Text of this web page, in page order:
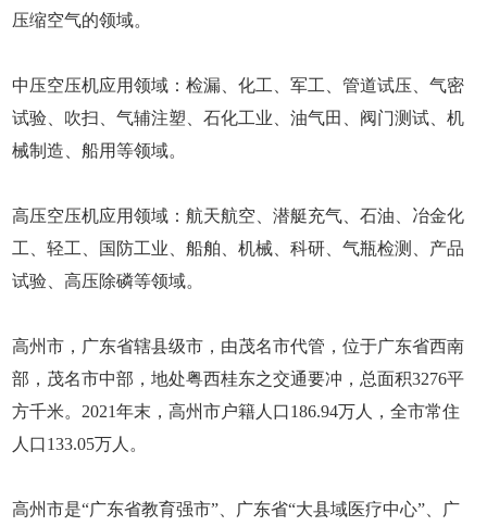
压缩空气的领域。
中压空压机应用领域：检漏、化工、军工、管道试压、气密
试验、吹扫、气辅注塑、石化工业、油气田、阀门测试、机
械制造、船用等领域。
高压空压机应用领域：航天航空、潜艇充气、石油、冶金化
工、轻工、国防工业、船舶、机械、科研、气瓶检测、产品
试验、高压除磷等领域。
高州市，广东省辖县级市，由茂名市代管，位于广东省西南
部，茂名市中部，地处粤西桂东之交通要冲，总面积3276平
方千米。2021年末，高州市户籍人口186.94万人，全市常住
人口133.05万人。
高州市是“广东省教育强市”、广东省“大县域医疗中心”、广